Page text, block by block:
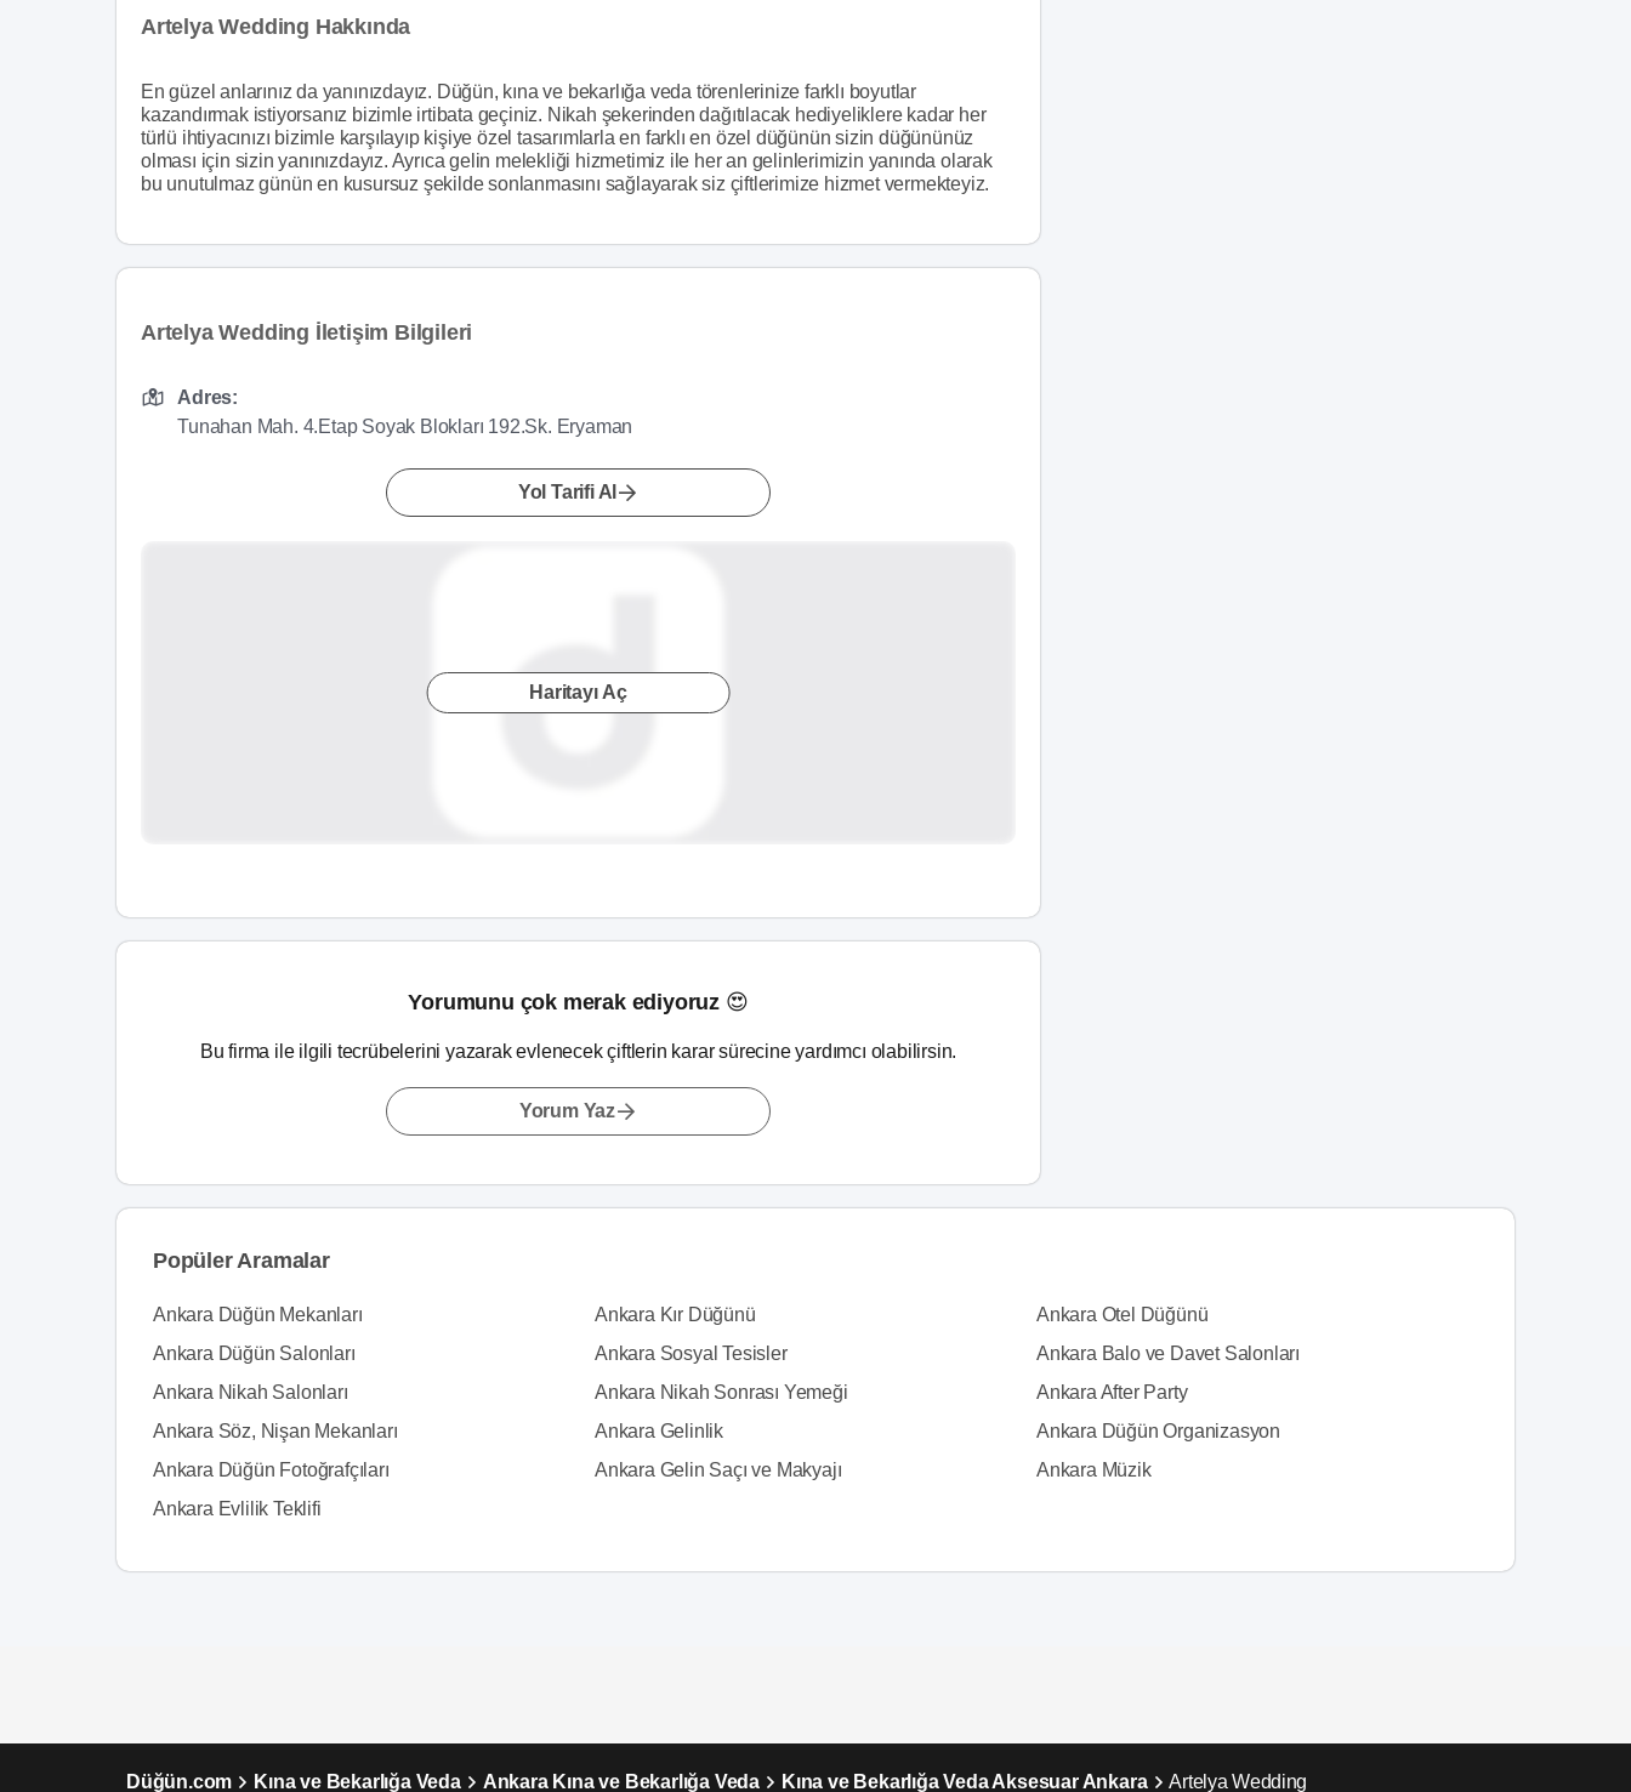
Artelya Wedding Hakkında
En güzel anlarınız da yanınızdayız. Düğün, kına ve bekarlığa veda törenlerinize farklı boyutlar
kazandırmak istiyorsanız bizimle irtibata geçiniz. Nikah şekerinden dağıtılacak hediyeliklere kadar her
türlü ihtiyacınızı bizimle karşılayıp kişiye özel tasarımlarla en farklı en özel düğünün sizin düğününüz
olması için sizin yanınızdayız. Ayrıca gelin melekliği hizmetimiz ile her an gelinlerimizin yanında olarak
bu unutulmaz günün en kusursuz şekilde sonlanmasını sağlayarak siz çiftlerimize hizmet vermekteyiz.
Artelya Wedding İletişim Bilgileri
Adres:
Tunahan Mah. 4.Etap Soyak Blokları 192.Sk. Eryaman
Yol Tarifi Al
Haritayı Aç
Yorumunu çok merak ediyoruz 😍
Bu firma ile ilgili tecrübelerini yazarak evlenecek çiftlerin karar sürecine yardımcı olabilirsin.
Yorum Yaz
Popüler Aramalar
Ankara Düğün Mekanları Ankara Kır Düğünü
Ankara Otel Düğünü
Ankara Düğün Salonları
Ankara Sosyal Tesisler
Ankara Balo ve Davet Salonları
Ankara Nikah Salonları
Ankara Nikah Sonrası Yemeği
Ankara After Party
Ankara Söz, Nişan Mekanları
Ankara Gelinlik
Ankara Düğün Organizasyon
Ankara Düğün Fotoğrafçıları
Ankara Gelin Saçı ve Makyajı
Ankara Müzik
Ankara Evlilik Teklifi
Düğün.com Kına ve Bekarlığa Veda Ankara Kına ve Bekarlığa Veda Kına ve Bekarlığa Veda Aksesuar Ankara Artelya Wedding